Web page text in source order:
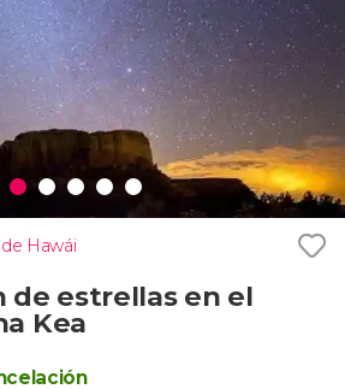
de Hawái
de estrellas en el
Kea